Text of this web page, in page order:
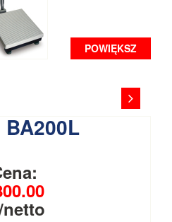
POWIĘKSZ
BA200L
netto